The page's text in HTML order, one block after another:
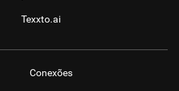
Texxto.ai
Conexões